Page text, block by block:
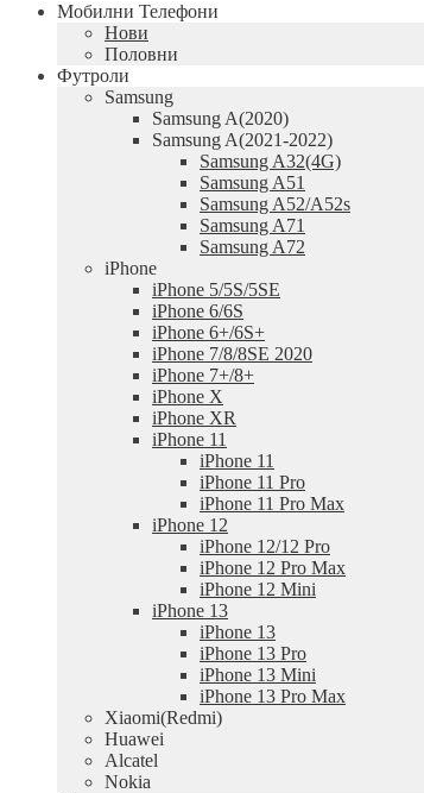
Мобилни Телефони
Нови
Половни
Футроли
Samsung
Samsung A(2020)
Samsung A(2021-2022)
Samsung A32(4G)
Samsung A51
Samsung A52/A52s
Samsung A71
Samsung A72
iPhone
iPhone 5/5S/5SE
iPhone 6/6S
iPhone 6+/6S+
iPhone 7/8/8SE 2020
iPhone 7+/8+
iPhone X
iPhone XR
iPhone 11
iPhone 11
iPhone 11 Pro
iPhone 11 Pro Max
iPhone 12
iPhone 12/12 Pro
iPhone 12 Pro Max
iPhone 12 Mini
iPhone 13
iPhone 13
iPhone 13 Pro
iPhone 13 Mini
iPhone 13 Pro Max
Xiaomi(Redmi)
Huawei
Alcatel
Nokia